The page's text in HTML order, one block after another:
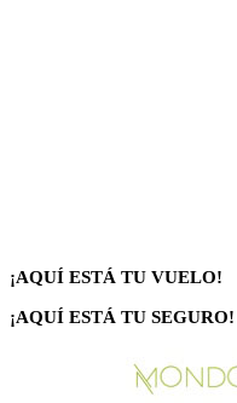
¡AQUÍ ESTÁ TU VUELO!
¡AQUÍ ESTÁ TU SEGURO!